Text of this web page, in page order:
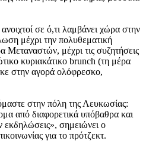
σε ό,τι λαμβάνει χώρα στην
μέχρι την πολυθεματική
μέχρι τις συζητήσεις
κυριακάτικο brunch (τη μέρα
στην αγορά ολόφρεσκο,
στην πόλη της Λευκωσίας:
από διαφορετικά υπόβαθρα και
σημειώνει ο
για το πρότζεκτ.